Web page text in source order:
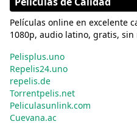
Películas online en excelente
1080p, audio latino, gratis,
Pelisplus.uno
Repelis24.uno
repelis.de
Torrentpelis.net
Peliculasunlink.com
Cuevana.ac